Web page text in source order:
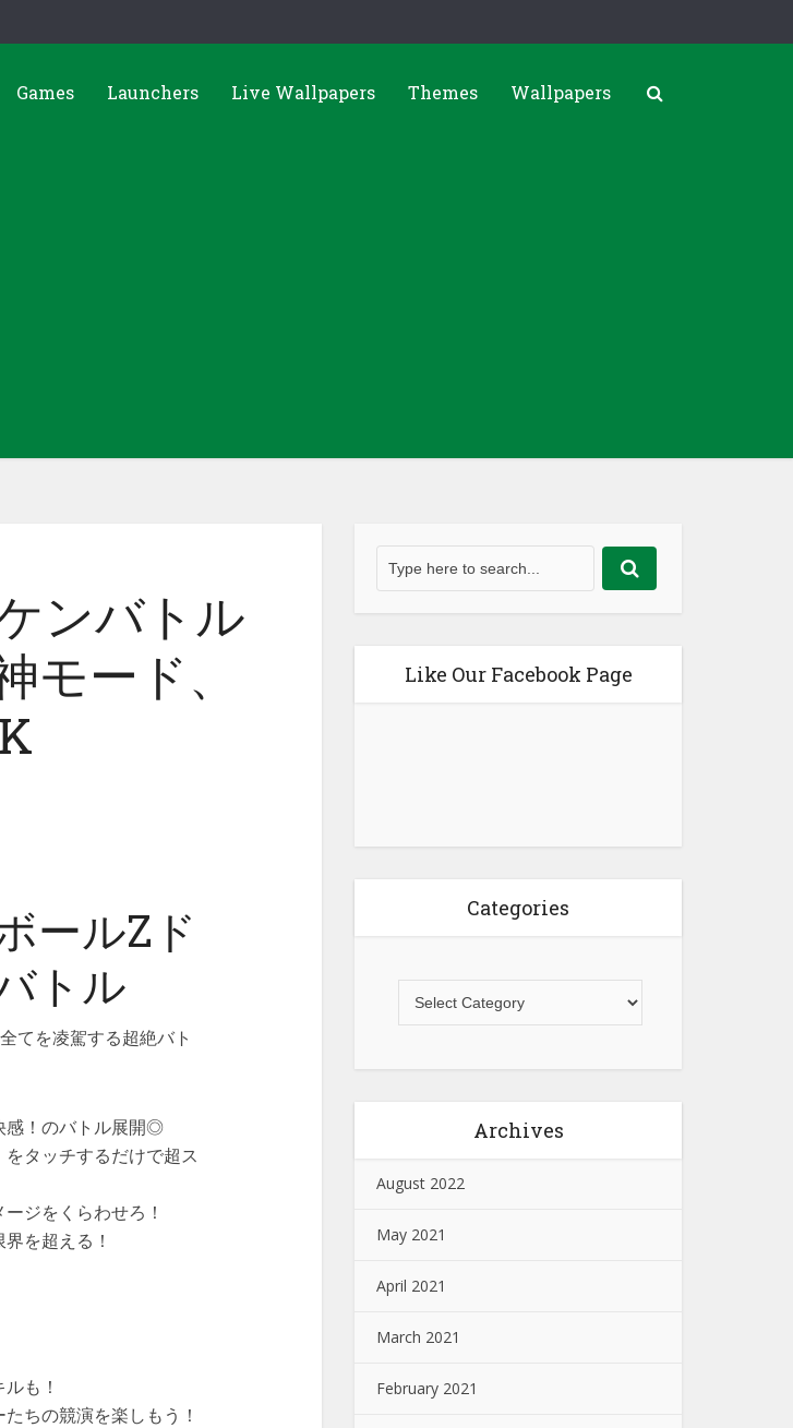
Games Launchers Live Wallpapers Themes Wallpapers
ンバトル
モード、
ールZド
トル
てを凌駕する超絶バト
！のバトル展開◎
タッチするだけで超ス
ジをくらわせろ！
を超える！
も！
ちの競演を楽しもう！
Like Our Facebook Page
Categories
Archives
August 2022
May 2021
April 2021
March 2021
February 2021